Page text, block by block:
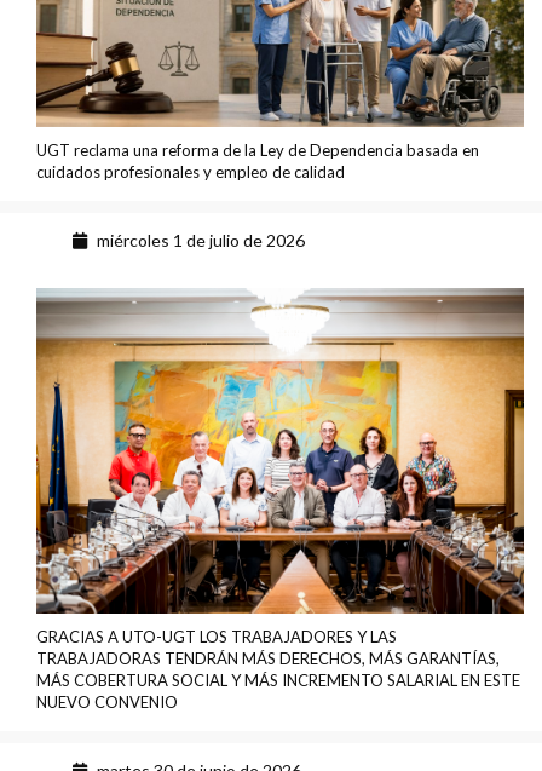
UGT reclama una reforma de la Ley de Dependencia basada en
cuidados profesionales y empleo de calidad
miércoles 1 de julio de 2026
GRACIAS A UTO-UGT LOS TRABAJADORES Y LAS
TRABAJADORAS TENDRÁN MÁS DERECHOS, MÁS GARANTÍAS,
MÁS COBERTURA SOCIAL Y MÁS INCREMENTO SALARIAL EN ESTE
NUEVO CONVENIO